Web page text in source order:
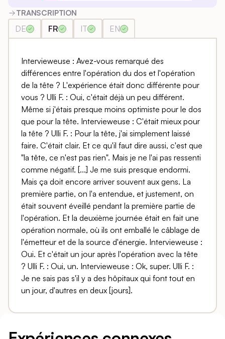
TRANSCRIPTION
DE FR IT EN
Intervieweuse : Avez-vous remarqué des
différences entre l'opération du dos et l'opération
de la tête ? L'expérience était donc différente pour
vous ? Ulli F. : Oui, c'était déjà un peu différent.
Même si j'étais presque moins optimiste pour le dos
que pour la tête. Intervieweuse : C'était mieux pour
la tête ? Ulli F. : Pour la tête, j'ai simplement laissé
faire. C'était clair. Et ce qu'il faut dire aussi, c'est que
"la tête, ce n'est pas rien". Mais je ne l'ai pas ressenti
comme négatif. [...] Je me suis presque endormi.
Mais ça doit encore arriver souvent aux gens. La
première partie, on l'a entendue, et justement, on
était souvent éveillé pendant la première partie de
l'opération. Et la deuxième journée était en fait une
opération normale, où ils ont emballé le câblage de
l'émetteur et de la source d'énergie. Intervieweuse :
Oui. Et c'était un jour après l'opération avec la tête
? Ulli F. : Oui, un. Intervieweuse : Ok, super. Ulli F. :
Je ne sais pas s'il y a des hôpitaux qui font tout en
un jour, d'autres en deux [jours].